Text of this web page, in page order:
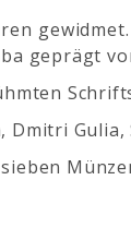
geprägt
Gulia,